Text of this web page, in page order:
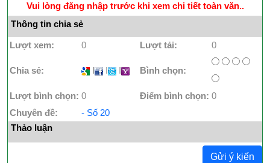
Vui lòng đăng nhập trước khi xem chi tiết toàn văn..
Thông tin chia sẻ
Lượt xem: 0 Lượt tải: 0
Chia sẻ: I I I Bình chọn:
Lượt bình chọn: 0 Điểm bình chọn: 0
Chuyên đề:
- Số 20
Thảo luận
Gửi ý kiến